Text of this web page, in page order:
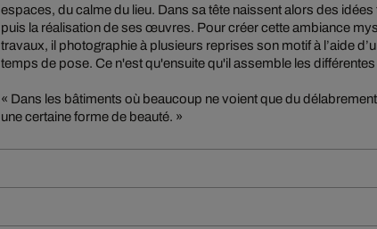
espaces, du calme du lieu. Dans sa tête naissent alors des
puis la réalisation de ses œuvres. Pour créer cette ambiance
travaux, il photographie à plusieurs reprises son motif à l’aide
temps de pose. Ce n'est qu'ensuite qu'il assemble les différentes
« Dans les bâtiments où beaucoup ne voient que du
une certaine forme de beauté. »